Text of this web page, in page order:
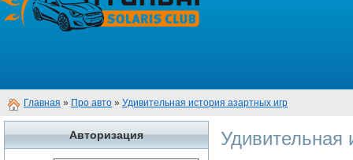
Главная » Про авто » Удивительная история азартных игр
Авторизация Удивительная